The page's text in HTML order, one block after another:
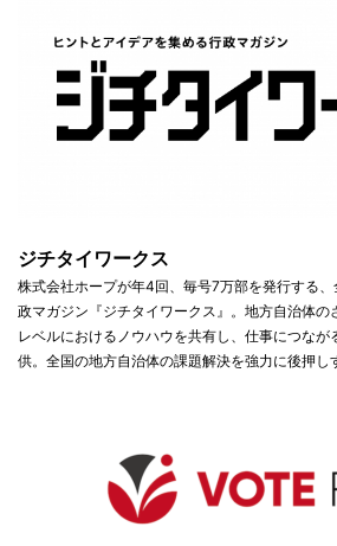
ジチタイワークス
株式会社ホープが年4回、毎号7万部を発行する
政マガジン『ジチタイワークス』。地方自治体の
レベルにおけるノウハウを共有し、仕事につなが
供。全国の地方自治体の課題解決を強力に後押し